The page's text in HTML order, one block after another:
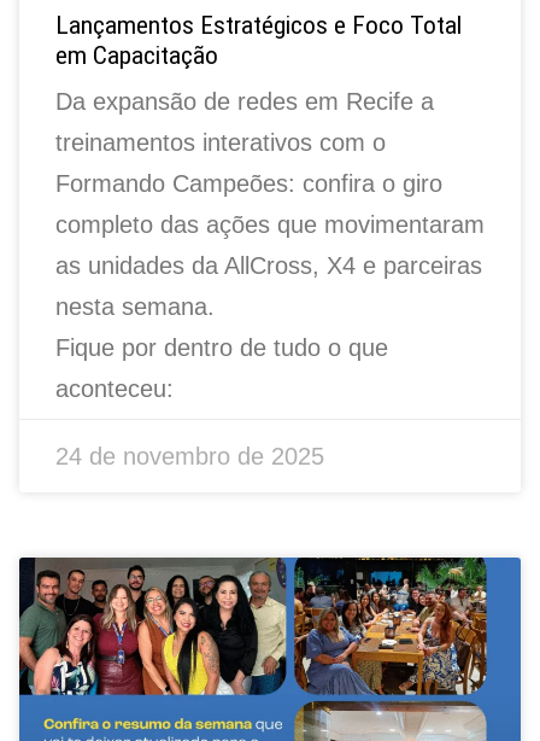
Lançamentos Estratégicos e Foco Total
em Capacitação
Da expansão de redes em Recife a
treinamentos interativos com o
Formando Campeões: confira o giro
completo das ações que movimentaram
as unidades da AllCross, X4 e parceiras
nesta semana.
Fique por dentro de tudo o que
aconteceu:
24 de novembro de 2025